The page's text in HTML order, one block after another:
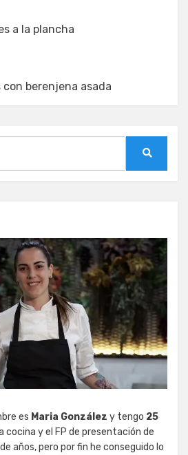
a la plancha
berenjena asada
es Maria González y tengo 25
cocina y el FP de presentación de
años, pero por fin he conseguido lo